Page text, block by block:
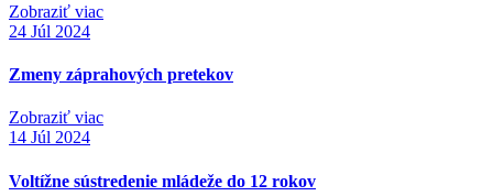
Zobraziť viac
24 Júl 2024
Zmeny záprahových pretekov
Zobraziť viac
14 Júl 2024
Voltížne sústredenie mládeže do 12 rokov